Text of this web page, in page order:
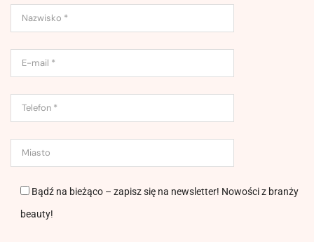
Bądź na bieżąco – zapisz się na newsletter! Nowości z branży
beauty!